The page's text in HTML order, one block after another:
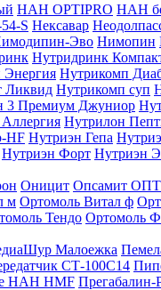
НАН OPTIPRO НАН
S Нексавар
Эво Нимопин
Нутридринк
Энергия Нутрикомп
Ликвид Нутрикомп суп
3 Премиум Джуниор
Нутрилон
HF Нутриэн Гепа
Нутриэн Форт Нутриэн
Оницит Опсамит
м Ортомоль Витал ф
Тендо Ортомоль
Малоежка
СТ-100С14
НАН HMF Прегабалин-